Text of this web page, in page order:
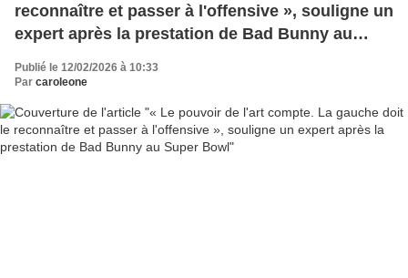
reconnaître et passer à l'offensive », souligne un
expert après la prestation de Bad Bunny au
Publié le 12/02/2026 à 10:33
Par caroleone